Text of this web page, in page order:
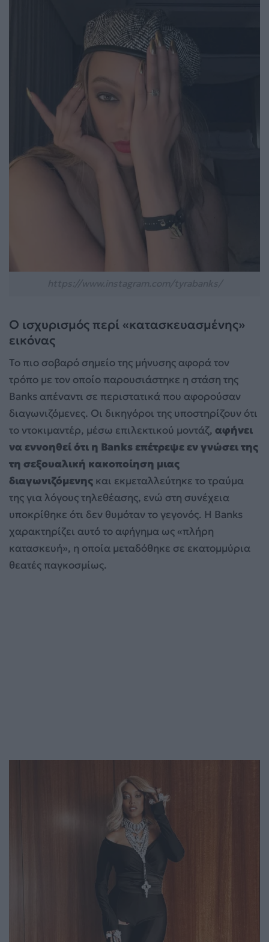
Ο ισχυρισμός περί «κατασκευασμένης»
εικόνας
Το πιο σοβαρό σημείο της μήνυσης αφορά τον
τρόπο με τον οποίο παρουσιάστηκε η στάση της
Banks απέναντι σε περιστατικά που αφορούσαν
διαγωνιζόμενες. Οι δικηγόροι της υποστηρίζουν ότι
το ντοκιμαντέρ, μέσω επιλεκτικού μοντάζ, αφήνει
να εννοηθεί ότι η Banks επέτρεψε εν γνώσει της
τη σεξουαλική κακοποίηση μιας
διαγωνιζόμενης και εκμεταλλεύτηκε το τραύμα
της για λόγους τηλεθέασης, ενώ στη συνέχεια
υποκρίθηκε ότι δεν θυμόταν το γεγονός. Η Banks
χαρακτηρίζει αυτό το αφήγημα ως «πλήρη
κατασκευή», η οποία μεταδόθηκε σε εκατομμύρια
θεατές παγκοσμίως.